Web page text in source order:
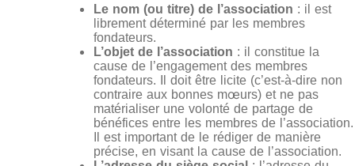
Le nom (ou titre) de l’association : il est
librement déterminé par les membres
fondateurs.
L’objet de l’association : il constitue la
cause de l’engagement des membres
fondateurs. Il doit être licite (c’est-à-dire non
contraire aux bonnes mœurs) et ne pas
matérialiser une volonté de partage de
bénéfices entre les membres de l’association.
Il est important de le rédiger de manière
précise, en visant la cause de l’association.